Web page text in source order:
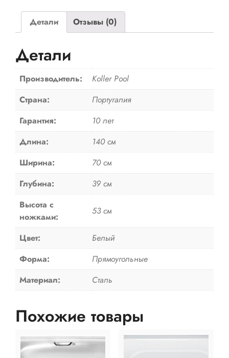
ванна
140х70E
Детали Отзывы (0)
Детали
Производитель:
Koller Pool
Страна:
Португалия
Гарантия:
10 лет
Длина:
140 см
Ширина:
70 см
Глубина:
39 см
Высота с
ножками:
53 см
Цвет:
Белый
Форма:
Прямоугольные
Материал:
Сталь
Похожие товары